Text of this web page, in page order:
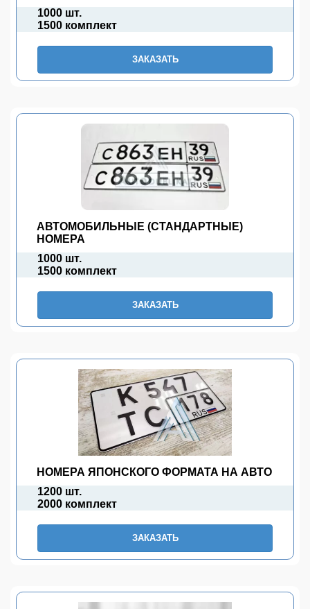
1000 шт.
1500 комплект
ЗАКАЗАТЬ
АВТОМОБИЛЬНЫЕ (СТАНДАРТНЫЕ)
НОМЕРА
1000 шт.
1500 комплект
ЗАКАЗАТЬ
НОМЕРА ЯПОНСКОГО ФОРМАТА НА АВТО
1200 шт.
2000 комплект
ЗАКАЗАТЬ